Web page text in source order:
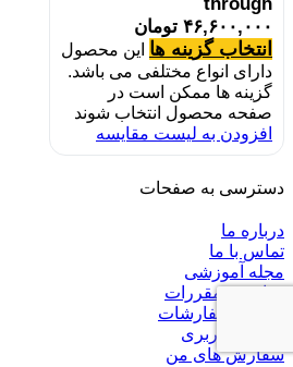
۴۶,۶۰۰,۰۰۰ تومان
انتخاب گزینه ها این محصول
دارای انواع مختلفی می باشد.
گزینه ها ممکن است در
صفحه محصول انتخاب شوند
افزودن به لیست مقایسه
دسترسی به صفحات
درباره ما
تماس با ما
مجله آموزشی
قوانین و مقررات
پیگیری سفارشات
حساب کاربری
سفارش های من